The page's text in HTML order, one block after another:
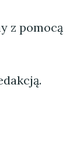
z pomocą